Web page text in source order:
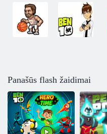
Panašūs flash žaidimai